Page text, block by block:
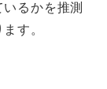
るかを推測
す。